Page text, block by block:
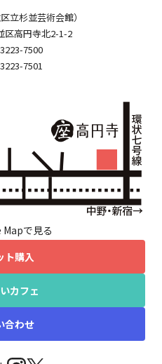
立杉並芸術会館）
区高円寺北2-1-2
7500
7501
で見る
ト購入
カフェ
合わせ